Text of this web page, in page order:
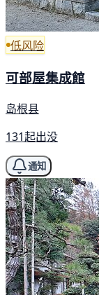
低风险
可部屋集成館
岛根县
131起出没
通知